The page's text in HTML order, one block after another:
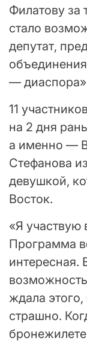
Филатову за
стало
депутат,
—
11
на 2 дня
а именно —
Стефанова
девушкой,
Восток.
«Я участвую
Программа
интересная.
ждала
страшно.